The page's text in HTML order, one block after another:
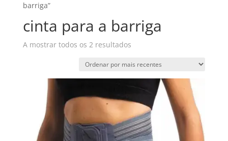
barriga”
cinta para a barriga
A mostrar todos os 2 resultadosOrdenado
mais
recentes